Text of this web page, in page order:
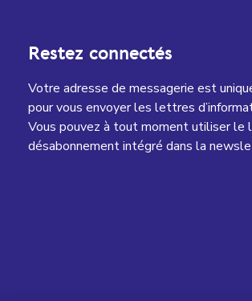
Restez connectés
Votre adresse de messagerie est
pour vous envoyer les lettres
Vous pouvez à tout moment utiliser le
désabonnement intégré dans la